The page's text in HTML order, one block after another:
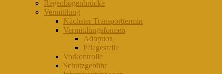
Regenbogenbrücke
Vermittlung
Nächster Transporttermin
Vermittlungsformen
Adoption
Pflegestelle
Vorkontrolle
Schutzgebühr